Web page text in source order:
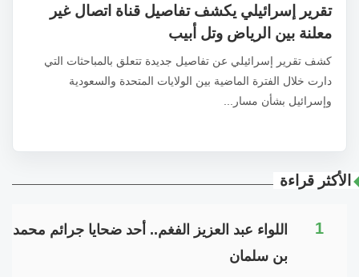
تقرير إسرائيلي يكشف تفاصيل قناة اتصال غير
معلنة بين الرياض وتل أبيب
كشف تقرير إسرائيلي عن تفاصيل جديدة تتعلق بالمباحثات التي
دارت خلال الفترة الماضية بين الولايات المتحدة والسعودية
وإسرائيل بشأن مسار...
الأكثر قراءة
1
اللواء عبد العزيز الفغم.. أحد ضحايا جرائم محمد
بن سلمان